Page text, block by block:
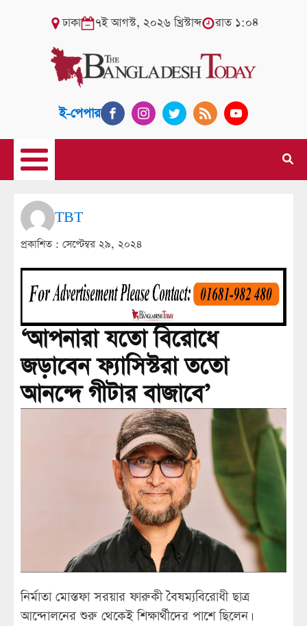
ঢাকা ৭ই আগস্ট, ২০২৬ খ্রিস্টাব্দ রাত ১:০৪
ই-পেপার
TBT
প্রকাশিত : সেপ্টেম্বর ২৯, ২০২৪
‘আপনারা যতো বিরোধে
জড়াবেন ফ্যাসিস্টরা ততো
আনন্দে গীটার বাজাবে’
নির্মাতা মোস্তফা সরয়ার ফারুকী বৈষম্যবিরোধী ছাত্র
আন্দোলনের শুরু থেকেই শিক্ষার্থীদের পাশে ছিলেন।